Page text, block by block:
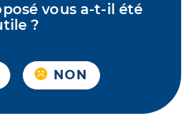
vous a-t-il été
?
NON